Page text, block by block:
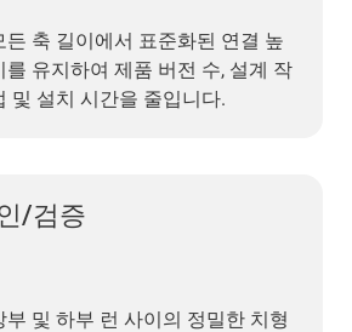
든 축 길이에서 표준화된 연결 높
를 유지하여 제품 버전 수, 설계 작
및 설치 시간을 줄입니다.
/검증
부 및 하부 런 사이의 정밀한 치형